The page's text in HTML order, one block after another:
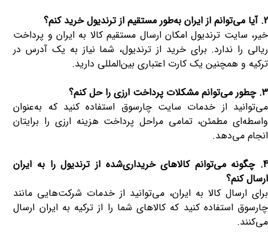
2. آیا می‌توانم از ایران به‌طور مستقیم از ترندیول خرید کنم؟
خیر، سایت ترندیول امکان ارسال مستقیم کالا به ایران و پرداخت
ریالی را ندارد. برای خرید از ترندیول، شما نیاز به یک آدرس در
ترکیه و همچنین یک کارت اعتباری بین‌المللی دارید.
3. چطور می‌توانم مشکلات پرداخت ارزی را حل کنم؟
می‌توانید از خدمات سایت چارسوق استفاده کنید که به‌عنوان
واسطه‌ای مطمئن، تمامی مراحل پرداخت هزینه ارزی را برایتان
انجام می‌دهد.
4. چگونه می‌توانم کالاهای خریداری‌شده از ترندیول را به ایران
ارسال کنم؟
برای ارسال کالا به ایران، می‌توانید از خدمات شرکت‌هایی مانند
چارسوق استفاده کنید که کالاهای شما را از ترکیه به ایران ارسال
می‌کنند.